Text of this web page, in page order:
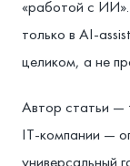
«работой с
только в AI-
целиком, а не
Автор статьи —
IT-компании —
универсальный